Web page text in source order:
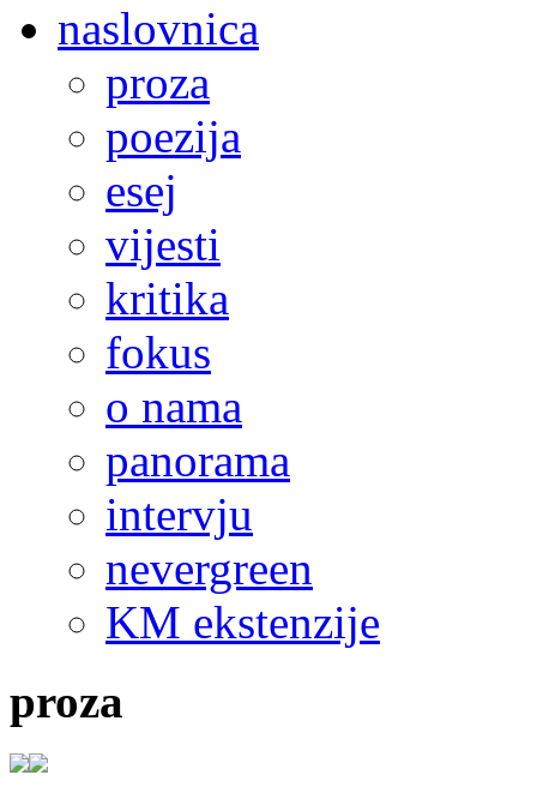
naslovnica
proza
poezija
esej
vijesti
kritika
fokus
o nama
panorama
intervju
nevergreen
KM ekstenzije
proza